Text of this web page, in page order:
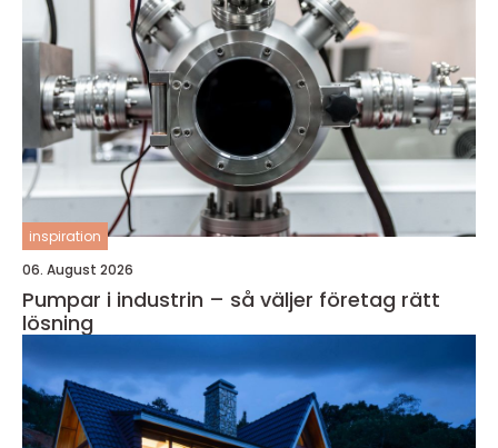
inspiration
06. August 2026
Pumpar i industrin – så väljer företag rätt
lösning